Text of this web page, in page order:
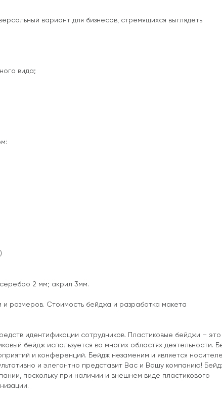
вариант для бизнесов, стремящихся выглядеть
вида;
2 мм; акрил 3мм.
размеров. Стоимость бейджа и разработка макета
идентификации сотрудников. Пластиковые бейджи – это
бейдж используется во многих областях деятельности.
и конференций. Бейдж незаменим и является
и элегантно представит Вас и Вашу компанию!
поскольку при наличии и внешнем виде пластикового